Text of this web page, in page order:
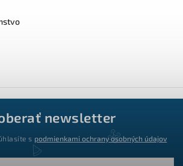
newsletter
s podmienkami ochrany osobných údajov